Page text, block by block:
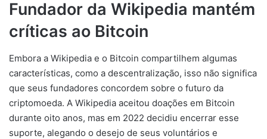
Fundador da Wikipedia mantém
críticas ao Bitcoin
Embora a Wikipedia e o Bitcoin compartilhem algumas
características, como a descentralização, isso não significa
que seus fundadores concordem sobre o futuro da
criptomoeda. A Wikipedia aceitou doações em Bitcoin
durante oito anos, mas em 2022 decidiu encerrar esse
suporte, alegando o desejo de seus voluntários e